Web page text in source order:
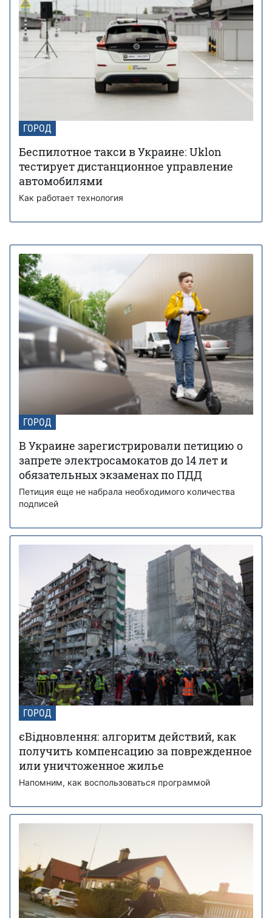
ГОРОД
Беспилотное такси в Украине: Uklon
тестирует дистанционное управление
автомобилями
Как работает технология
ГОРОД
В Украине зарегистрировали петицию о
запрете электросамокатов до 14 лет и
обязательных экзаменах по ПДД
Петиция еще не набрала необходимого количества
подписей
ГОРОД
єВідновлення: алгоритм действий, как
получить компенсацию за поврежденное
или уничтоженное жилье
Напомним, как воспользоваться программой